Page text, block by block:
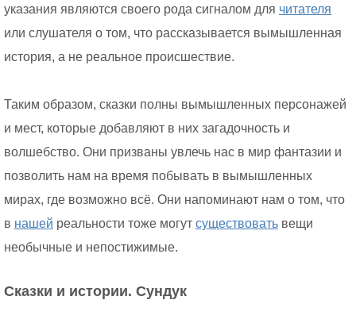
указания являются своего рода сигналом для читателя
или слушателя о том, что рассказывается вымышленная
история, а не реальное происшествие.
Таким образом, сказки полны вымышленных персонажей
и мест, которые добавляют в них загадочность и
волшебство. Они призваны увлечь нас в мир фантазии и
позволить нам на время побывать в вымышленных
мирах, где возможно всё. Они напоминают нам о том, что
в нашей реальности тоже могут существовать вещи
необычные и непостижимые.
Сказки и истории. Сундук